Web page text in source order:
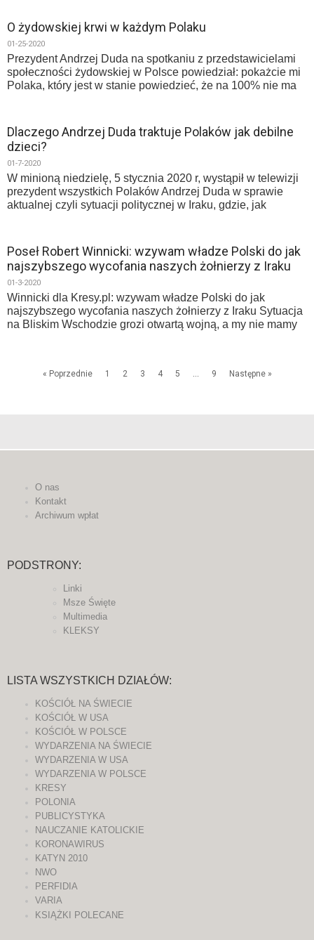
O żydowskiej krwi w każdym Polaku
01-25-2020
Prezydent Andrzej Duda na spotkaniu z przedstawicielami
społeczności żydowskiej w Polsce powiedział: pokażcie mi
Polaka, który jest w stanie powiedzieć, że na 100% nie ma
Dlaczego Andrzej Duda traktuje Polaków jak debilne
dzieci?
01-7-2020
W minioną niedzielę, 5 stycznia 2020 r, wystąpił w telewizji
prezydent wszystkich Polaków Andrzej Duda w sprawie
aktualnej czyli sytuacji politycznej w Iraku, gdzie, jak
Poseł Robert Winnicki: wzywam władze Polski do jak
najszybszego wycofania naszych żołnierzy z Iraku
01-3-2020
Winnicki dla Kresy.pl: wzywam władze Polski do jak
najszybszego wycofania naszych żołnierzy z Iraku Sytuacja
na Bliskim Wschodzie grozi otwartą wojną, a my nie mamy
« Poprzednie 1 2 3 4 5 … 9 Następne »
O nas
Kontakt
Archiwum wpłat
PODSTRONY:
Linki
Msze Święte
Multimedia
KLEKSY
LISTA WSZYSTKICH DZIAŁÓW:
KOŚCIÓŁ NA ŚWIECIE
KOŚCIÓŁ W USA
KOŚCIÓŁ W POLSCE
WYDARZENIA NA ŚWIECIE
WYDARZENIA W USA
WYDARZENIA W POLSCE
KRESY
POLONIA
PUBLICYSTYKA
NAUCZANIE KATOLICKIE
KORONAWIRUS
KATYN 2010
NWO
PERFIDIA
VARIA
KSIĄŻKI POLECANE